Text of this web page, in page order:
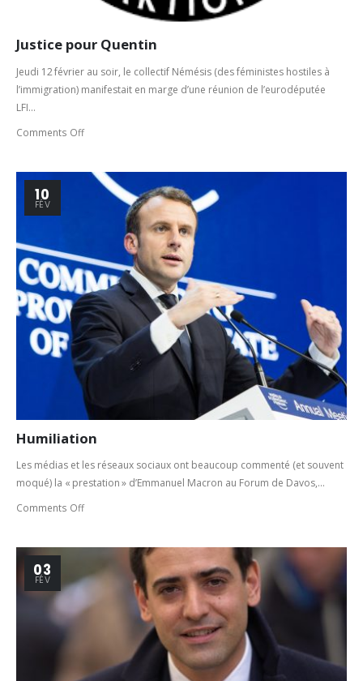
Justice pour Quentin
Jeudi 12 février au soir, le collectif Némésis (des féministes hostiles à
l’immigration) manifestait en marge d’une réunion de l’eurodéputée
LFI...
Comments Off
10
FÉV
Humiliation
Les médias et les réseaux sociaux ont beaucoup commenté (et souvent
moqué) la « prestation » d’Emmanuel Macron au Forum de Davos,...
Comments Off
03
FÉV